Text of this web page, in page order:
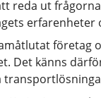
reda ut
Det känns